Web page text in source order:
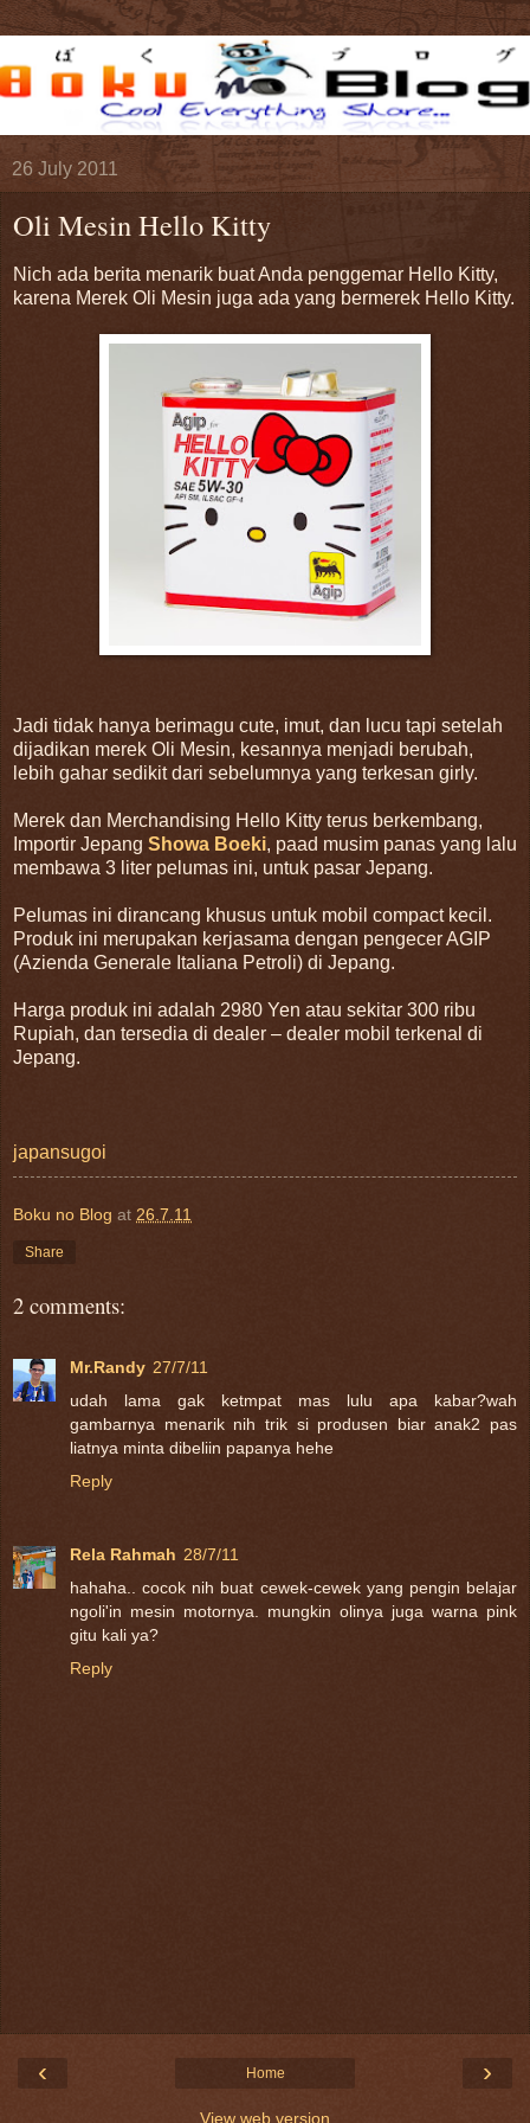
26 July 2011
Oli Mesin Hello Kitty
Nich ada berita menarik buat Anda penggemar Hello Kitty,
karena Merek Oli Mesin juga ada yang bermerek Hello Kitty.
Jadi tidak hanya berimagu cute, imut, dan lucu tapi setelah
dijadikan merek Oli Mesin, kesannya menjadi berubah,
lebih gahar sedikit dari sebelumnya yang terkesan girly.
Merek dan Merchandising Hello Kitty terus berkembang,
Importir Jepang Showa Boeki, paad musim panas yang lalu
membawa 3 liter pelumas ini, untuk pasar Jepang.
Pelumas ini dirancang khusus untuk mobil compact kecil.
Produk ini merupakan kerjasama dengan pengecer AGIP
(Azienda Generale Italiana Petroli) di Jepang.
Harga produk ini adalah 2980 Yen atau sekitar 300 ribu
Rupiah, dan tersedia di dealer – dealer mobil terkenal di
Jepang.
japansugoi
Boku no Blog at 26.7.11
Share
2 comments:
Mr.Randy 27/7/11
udah lama gak ketmpat mas lulu apa kabar?wah
gambarnya menarik nih trik si produsen biar anak2 pas
liatnya minta dibeliin papanya hehe
Reply
Rela Rahmah 28/7/11
hahaha.. cocok nih buat cewek-cewek yang pengin belajar
ngoli'in mesin motornya. mungkin olinya juga warna pink
gitu kali ya?
Reply
‹ ›
Home
View web version